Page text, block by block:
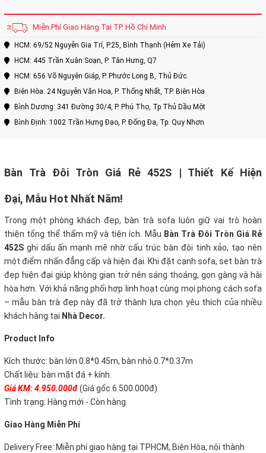
Miễn Phí Giao Hàng Tại TP. Hồ Chí Minh
HCM: 69/52 Nguyễn Gia Trí, P.25, Bình Thạnh (Hẻm Xe Tải)
HCM: 445 Trần Xuân Soạn, P. Tân Hưng, Q7
HCM: 656 Võ Nguyên Giáp, P. Phước Long B, Thủ Đức.
Biên Hòa: 24 Nguyễn Văn Hoa, P. Thống Nhất, TP. Biên Hòa
Bình Dương: 341 Đường 30/4, P. Phú Thọ, Tp Thủ Dầu Một
Bình Định: 1002 Trần Hưng Đạo, P. Đống Đa, Tp. Quy Nhơn
Bàn Trà Đôi Tròn Giá Rẻ 452S | Thiết Kế Hiện
Đại, Mẫu Hot Nhất Năm!
Trong một phòng khách đẹp, bàn trà sofa luôn giữ vai trò hoàn
thiện tổng thể thẩm mỹ và tiện ích. Mẫu Bàn Trà Đôi Tròn Giá Rẻ
452S ghi dấu ấn mạnh mẽ nhờ cấu trúc bàn đôi tinh xảo, tạo nên
một điểm nhấn đẳng cấp và hiện đại. Khi đặt cạnh sofa, set bàn trà
đẹp hiện đại giúp không gian trở nên sáng thoáng, gọn gàng và hài
hòa hơn. Với khả năng phối hợp linh hoạt cùng mọi phong cách sofa
– mẫu bàn trà đẹp này đã trở thành lựa chọn yêu thích của nhiều
khách hàng tại Nhà Decor.
Product Info
Kích thước: bàn lớn 0.8*0.45m, bàn nhỏ 0.7*0.37m
Chất liệu: bàn mặt đá + kính.
Giá KM: 4.950.000đ(Giá gốc 6.500.000đ)
Tình trạng: Hàng mới - Còn hàng
Giao Hàng Miễn Phí
Delivery Free: Miễn phí giao hàng tại TPHCM, Biên Hòa, nội thành